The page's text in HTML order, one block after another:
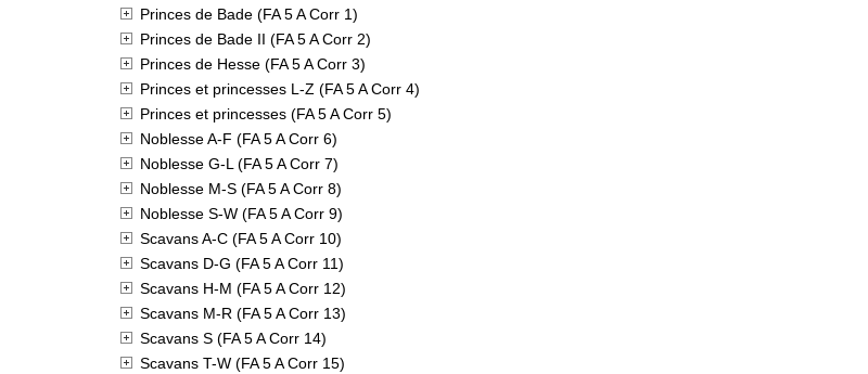
Princes de Bade (FA 5 A Corr 1)
Princes de Bade II (FA 5 A Corr 2)
Princes de Hesse (FA 5 A Corr 3)
Princes et princesses L-Z (FA 5 A Corr 4)
Princes et princesses (FA 5 A Corr 5)
Noblesse A-F (FA 5 A Corr 6)
Noblesse G-L (FA 5 A Corr 7)
Noblesse M-S (FA 5 A Corr 8)
Noblesse S-W (FA 5 A Corr 9)
Scavans A-C (FA 5 A Corr 10)
Scavans D-G (FA 5 A Corr 11)
Scavans H-M (FA 5 A Corr 12)
Scavans M-R (FA 5 A Corr 13)
Scavans S (FA 5 A Corr 14)
Scavans T-W (FA 5 A Corr 15)